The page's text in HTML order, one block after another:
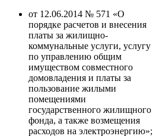
от 12.06.2014 № 571 «О
порядке расчетов и внесения
платы за жилищно-
коммунальные услуги, услугу
по управлению общим
имуществом совместного
домовладения и платы за
пользование жилыми
помещениями
государственного жилищного
фонда, а также возмещения
расходов на электроэнергию»;